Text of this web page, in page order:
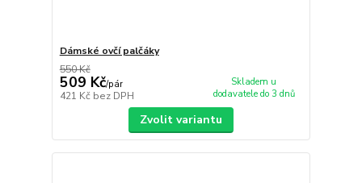
Dámské ovčí palčáky
550 Kč
509 Kč/pár
421 Kč bez DPH
Skladem u
dodavatele do 3 dnů
Zvolit variantu